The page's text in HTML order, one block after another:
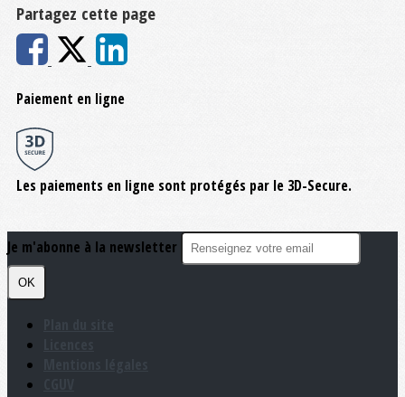
Partagez cette page
Paiement en ligne
Les paiements en ligne sont protégés par le 3D-Secure.
Je m'abonne à la newsletter
OK